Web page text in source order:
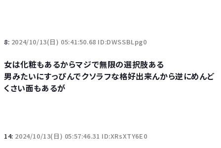
8: 2024/10/13(日) 05:41:50.68 ID:DWSSBLpg0
女は化粧もあるからマジで無限の選択肢ある
男みたいにすっぴんでクソラフな格好出来んから逆にめんど
くさい面もあるが
14: 2024/10/13(日) 05:57:46.31 ID:XRsXTY6E0